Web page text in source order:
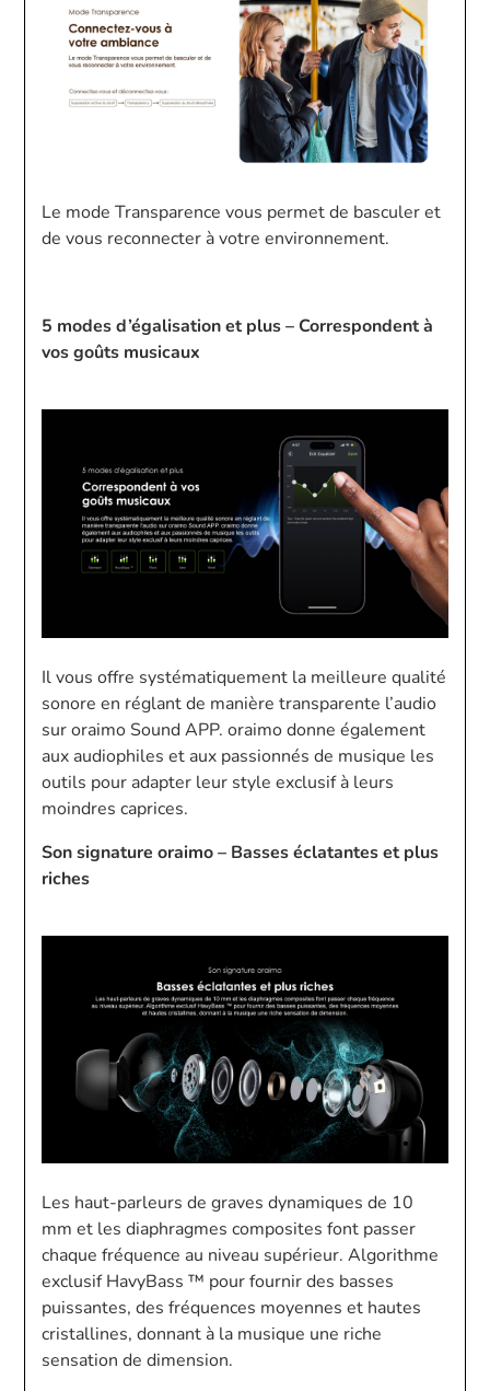
Le mode Transparence vous permet de basculer et
de vous reconnecter à votre environnement.
5 modes d’égalisation et plus – Correspondent à
vos goûts musicaux
Il vous offre systématiquement la meilleure qualité
sonore en réglant de manière transparente l’audio
sur oraimo Sound APP. oraimo donne également
aux audiophiles et aux passionnés de musique les
outils pour adapter leur style exclusif à leurs
moindres caprices.
Son signature oraimo – Basses éclatantes et plus
riches
Les haut-parleurs de graves dynamiques de 10
mm et les diaphragmes composites font passer
chaque fréquence au niveau supérieur. Algorithme
exclusif HavyBass ™ pour fournir des basses
puissantes, des fréquences moyennes et hautes
cristallines, donnant à la musique une riche
sensation de dimension.